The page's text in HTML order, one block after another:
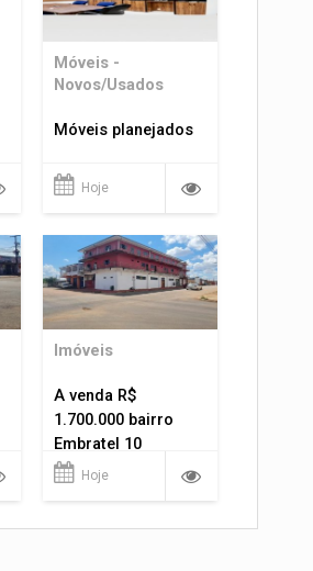
Móveis -
Novos/Usados
Móveis planejados
Hoje
Imóveis
A venda R$
1.700.000 bairro
Embratel 10
apartamentos!
Hoje